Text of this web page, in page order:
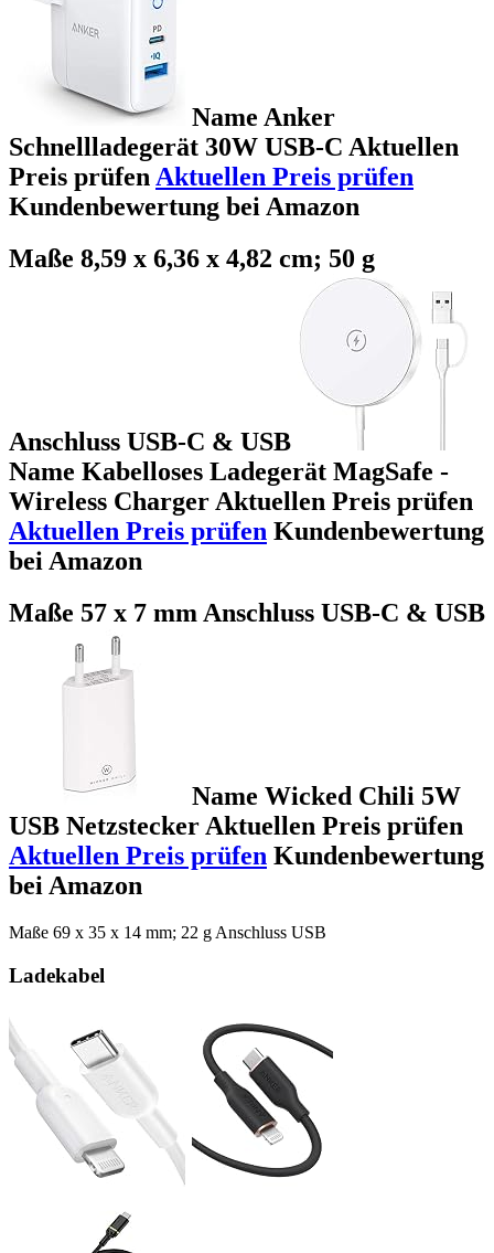
Name Anker
Schnellladegerät 30W USB-C Aktuellen
Preis prüfenAktuellen Preis prüfen
Kundenbewertung bei Amazon
Maße 8,59 x 6,36 x 4,82 cm; 50 g
Anschluss USB-C & USB
Name Kabelloses Ladegerät MagSafe -
Wireless Charger Aktuellen Preis prüfen
Aktuellen Preis prüfen Kundenbewertung
bei Amazon
Maße 57 x 7 mm Anschluss USB-C & USB
Name Wicked Chili 5W
USB Netzstecker Aktuellen Preis prüfen
Aktuellen Preis prüfen Kundenbewertung
bei Amazon
Maße 69 x 35 x 14 mm; 22 g Anschluss USB
Ladekabel